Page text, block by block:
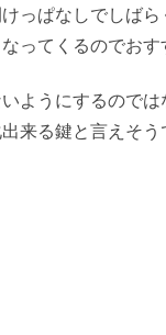
っぱなしでしば
ってくるのでおす
ようにするので
来る鍵と言えそう